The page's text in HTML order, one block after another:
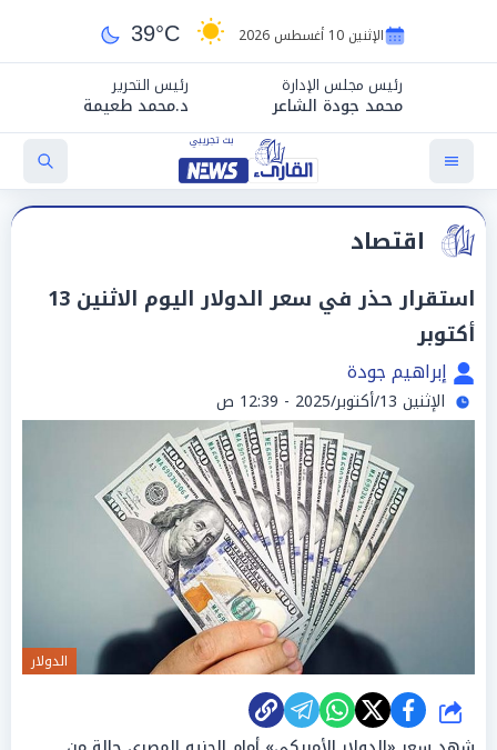
الإثنين 10 أغسطس 2026 39°C
رئيس مجلس الإدارة
محمد جودة الشاعر
رئيس التحرير
د.محمد طعيمة
اقتصاد
استقرار حذر في سعر الدولار اليوم الاثنين 13
أكتوبر
إبراهيم جودة
الإثنين 13/أكتوبر/2025 - 12:39 ص
الدولار
شارك